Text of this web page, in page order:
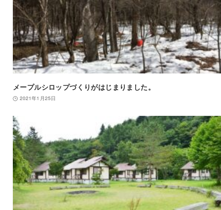
メープルシロップづくりがはじまりました。
2021年1月25日